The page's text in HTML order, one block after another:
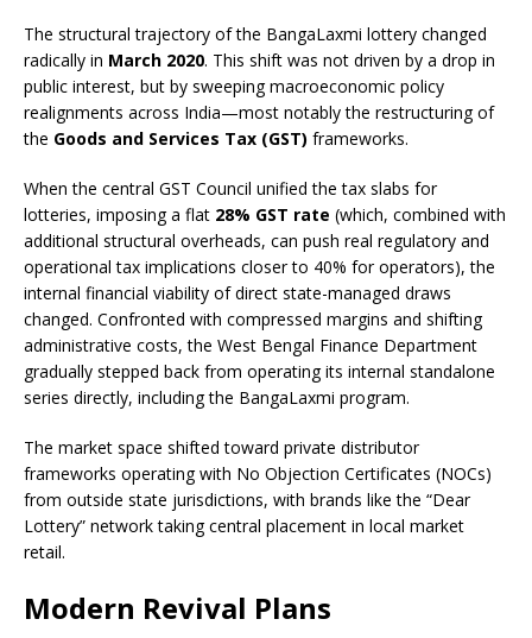
The structural trajectory of the BangaLaxmi lottery changed
radically in March 2020. This shift was not driven by a drop in
public interest, but by sweeping macroeconomic policy
realignments across India—most notably the restructuring of
the Goods and Services Tax (GST) frameworks.
When the central GST Council unified the tax slabs for
lotteries, imposing a flat 28% GST rate (which, combined with
additional structural overheads, can push real regulatory and
operational tax implications closer to 40% for operators), the
internal financial viability of direct state-managed draws
changed. Confronted with compressed margins and shifting
administrative costs, the West Bengal Finance Department
gradually stepped back from operating its internal standalone
series directly, including the BangaLaxmi program.
The market space shifted toward private distributor
frameworks operating with No Objection Certificates (NOCs)
from outside state jurisdictions, with brands like the “Dear
Lottery” network taking central placement in local market
retail.
Modern Revival Plans